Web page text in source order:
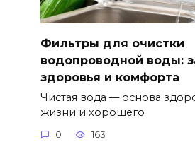
Фильтры для очистки
водопроводной воды:
здоровья и комфорта
Чистая вода — основа
жизни и хорошего
0 163